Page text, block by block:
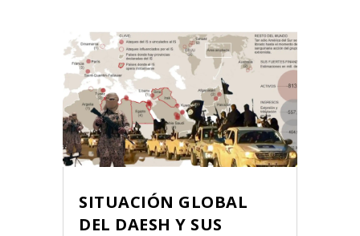
SITUACIÓN GLOBAL
DEL DAESH Y SUS